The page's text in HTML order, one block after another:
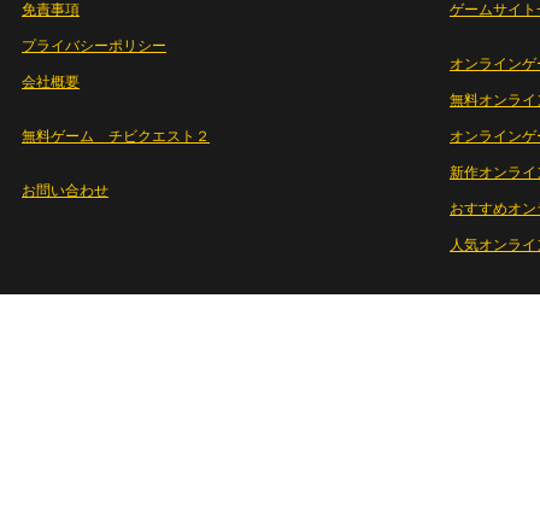
免責事項
プライバシーポリシー
会社概要
無料ゲーム チビクエスト２
お問い合わせ
ゲームサイト
オンラインゲ
無料オンライ
オンライン
新作オンライ
おすすめオ
人気オンラ